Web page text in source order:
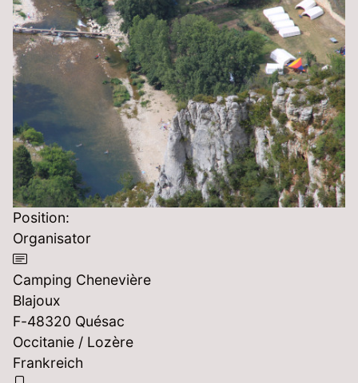
Position:
Organisator
Adresse:
Camping Chenevière
Blajoux
F-48320 Quésac
Occitanie / Lozère
Frankreich